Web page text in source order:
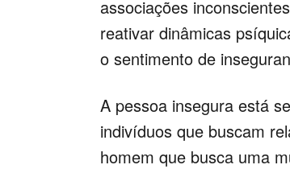
associações
reativar dinâmicas
o sentimento de
A pessoa insegura está
indivíduos que buscam
homem que busca uma